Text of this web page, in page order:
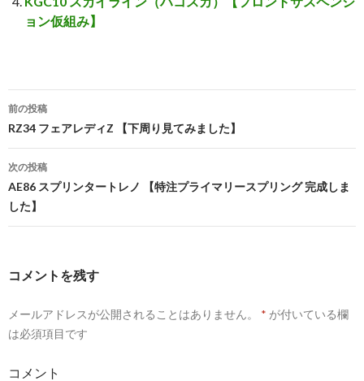
ョン仮組み】
投
稿
ナ
ビ
ー
ョ
前の投稿
RZ34 フェアレディZ 【下周り見てみました】
次の投稿
AE86 スプリンタートレノ 【特注プライマリースプリング 完成しま
した】
コメントを残す
メールアドレスが公開されることはありません。 * が付いている欄
は必須項目です
コメント